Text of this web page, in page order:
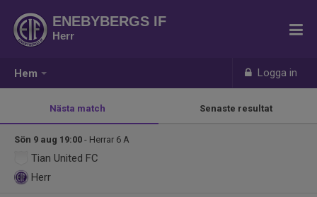
Hem Logga in
ENEBYBERGS IF
Herr
Nästa match Senaste resultat
Sön 9 aug 19:00 - Herrar 6 A
Tian United FC
Herr